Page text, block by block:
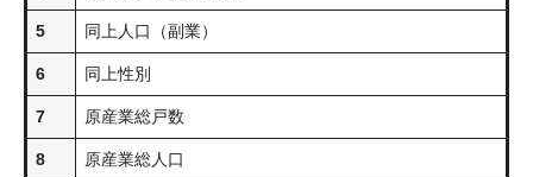
5 同上人口（副業）
6 同上性別
7 原産業総戸数
8 原産業総人口